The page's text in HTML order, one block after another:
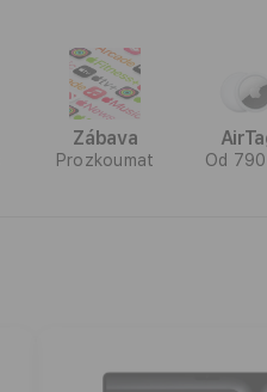
Zábava
Prozkoumat Od